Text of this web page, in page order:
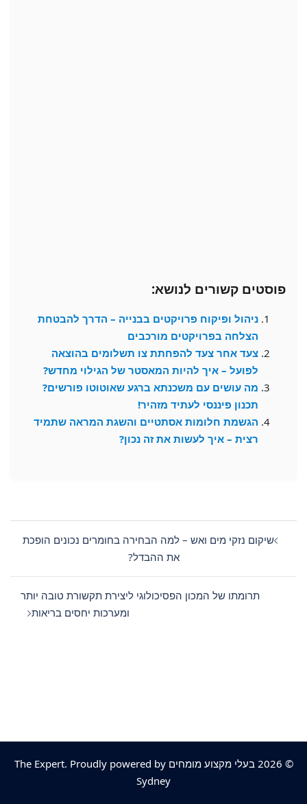
פוסטים קשורים לנושא:
ניהול ופיקוח פרויקטים בבנייה – הדרך להבטחת
הצלחה בפרויקטים מורכבים
צעד אחר צעד להפחתת צו תשלומים בהוצאה
לפועל – איך להיות המאסטר של הגילוי מחדש?
מה עושים עם משכנתא ברגע שאוטוטו פורשים?
תכנון פיננסי לעתיד מזהיר!
הגשמת חלומות אסתטיים והשגת המראה שתמיד
רצית – איך לעשות את זה נכון?
navigation
שיקום נזקי מים ואש – למה הבחירה בחומרים נכונים הופכת
את ההבדל?
תרומתו של המכון הפסיכולוגי ליצירת תקשורת טובה יותר
ומערכות יחסים בריאות
© 2026 בעלי מקצוע מומחים The Expert. Proudly powered by
Sydney